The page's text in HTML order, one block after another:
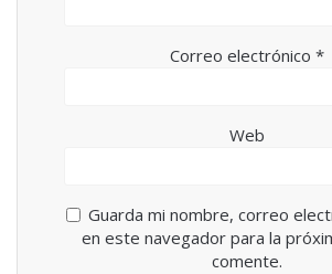
Correo electrónico *
Web
Guarda mi nombre, correo
en este navegador para la
comente.